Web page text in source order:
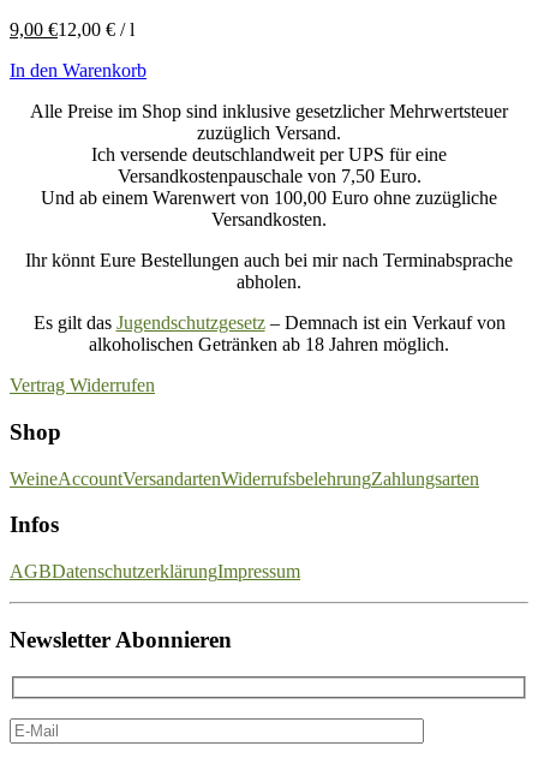
9,00 €12,00 € /l
In den Warenkorb
Alle Preise im Shop sind inklusive gesetzlicher Mehrwertsteuer
zuzüglich Versand.
Ich versende deutschlandweit per UPS für eine
Versandkostenpauschale von 7,50 Euro.
Und ab einem Warenwert von 100,00 Euro ohne zuzügliche
Versandkosten.
Ihr könnt Eure Bestellungen auch bei mir nach Terminabsprache
abholen.
Es gilt das Jugendschutzgesetz– Demnach ist ein Verkauf von
alkoholischen Getränken ab 18 Jahren möglich.
Vertrag Widerrufen
Shop
WeineAccountVersandartenWiderrufsbelehrungZahlungsarten
Infos
AGBDatenschutzerklärungImpressum
Newsletter Abonnieren